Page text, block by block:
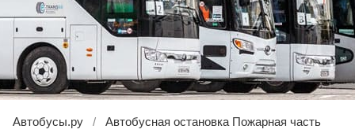
Автобусы.ру
Автобусная остановка Пожарная часть